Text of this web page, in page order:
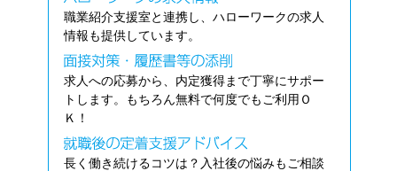
職業紹介支援室と連携し、ハローワークの求人
情報も提供しています。
求人への応募から、内定獲得まで丁寧にサポー
トします。もちろん無料で何度でもご利用Ｏ
Ｋ！
長く働き続けるコツは？入社後の悩みもご相談